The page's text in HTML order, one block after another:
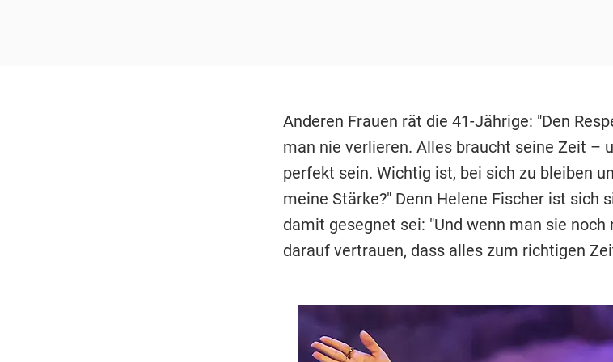
Anderen Frauen rät die 41-Jährige: "Den
man nie verlieren. Alles braucht seine Zeit –
perfekt sein. Wichtig ist, bei sich zu bleiben
meine Stärke?" Denn Helene Fischer ist sich
damit gesegnet sei: "Und wenn man sie
darauf vertrauen, dass alles zum richtigen